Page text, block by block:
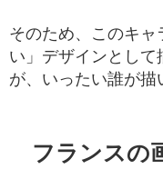
そのため、このキ
い」デザインとし
が、いったい誰が描
フランスの